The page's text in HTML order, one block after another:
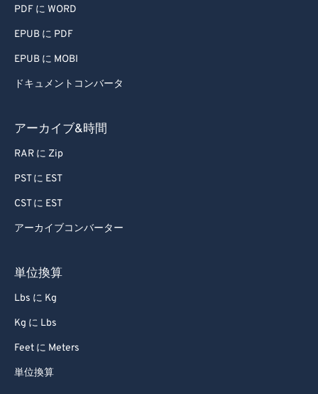
PDF に WORD
EPUB に PDF
EPUB に MOBI
ドキュメントコンバータ
アーカイブ&時間
RAR に Zip
PST に EST
CST に EST
アーカイブコンバーター
単位換算
Lbs に Kg
Kg に Lbs
Feet に Meters
単位換算